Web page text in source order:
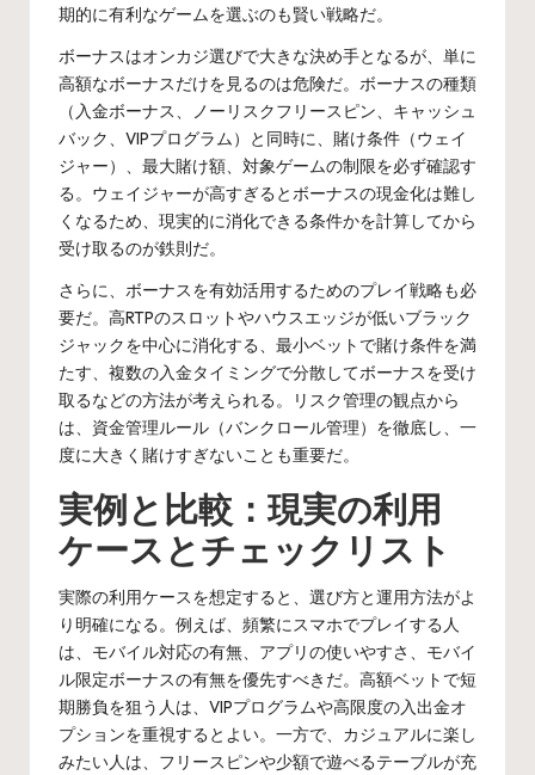
期的に有利なゲームを選ぶのも賢い戦略だ。
ボーナスはオンカジ選びで大きな決め手となるが、単に
高額なボーナスだけを見るのは危険だ。ボーナスの種類
（入金ボーナス、ノーリスクフリースピン、キャッシュ
バック、VIPプログラム）と同時に、賭け条件（ウェイ
ジャー）、最大賭け額、対象ゲームの制限を必ず確認す
る。ウェイジャーが高すぎるとボーナスの現金化は難し
くなるため、現実的に消化できる条件かを計算してから
受け取るのが鉄則だ。
さらに、ボーナスを有効活用するためのプレイ戦略も必
要だ。高RTPのスロットやハウスエッジが低いブラック
ジャックを中心に消化する、最小ベットで賭け条件を満
たす、複数の入金タイミングで分散してボーナスを受け
取るなどの方法が考えられる。リスク管理の観点から
は、資金管理ルール（バンクロール管理）を徹底し、一
度に大きく賭けすぎないことも重要だ。
実例と比較：現実の利用
ケースとチェックリスト
実際の利用ケースを想定すると、選び方と運用方法がよ
り明確になる。例えば、頻繁にスマホでプレイする人
は、モバイル対応の有無、アプリの使いやすさ、モバイ
ル限定ボーナスの有無を優先すべきだ。高額ベットで短
期勝負を狙う人は、VIPプログラムや高限度の入出金オ
プションを重視するとよい。一方で、カジュアルに楽し
みたい人は、フリースピンや少額で遊べるテーブルが充